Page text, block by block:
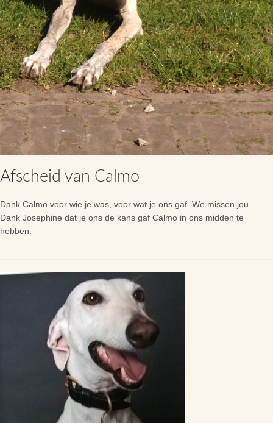
Afscheid van Calmo
Dank Calmo voor wie je was, voor wat je ons gaf. We missen jou.
Dank Josephine dat je ons de kans gaf Calmo in ons midden te
hebben.